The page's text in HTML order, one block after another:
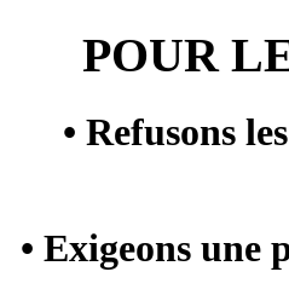
POUR
• Refusons
• Exigeons une